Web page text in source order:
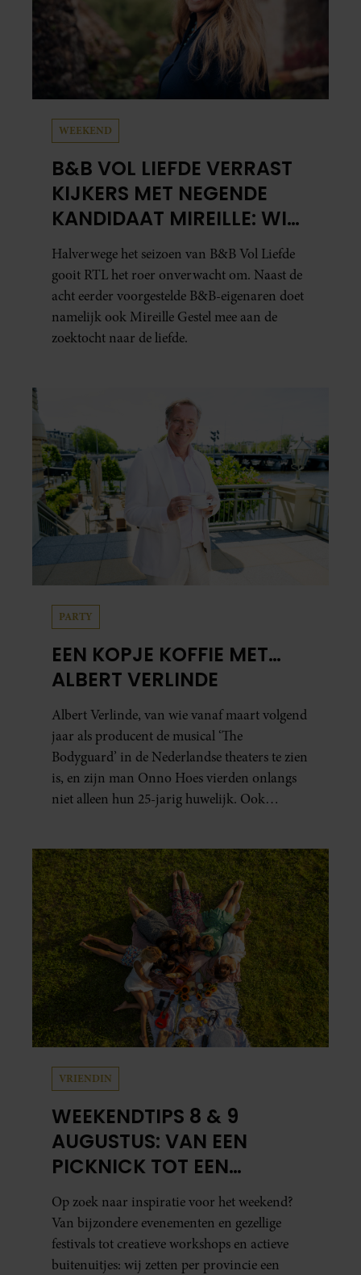
WEEKEND
B&B VOL LIEFDE VERRAST
KIJKERS MET NEGENDE
KANDIDAAT MIREILLE: WIE
IS ZIJ EIGENLIJK?
Halverwege het seizoen van B&B Vol Liefde
gooit RTL het roer onverwacht om. Naast de
acht eerder voorgestelde B&B-eigenaren doet
namelijk ook Mireille Gestel mee aan de
zoektocht naar de liefde.
PARTY
EEN KOPJE KOFFIE MET…
ALBERT VERLINDE
Albert Verlinde, van wie vanaf maart volgend
jaar als producent de musical ‘The
Bodyguard’ in de Nederlandse theaters te zien
is, en zijn man Onno Hoes vierden onlangs
niet alleen hun 25-jarig huwelijk. Ook
VRIENDIN
WEEKENDTIPS 8 & 9
AUGUSTUS: VAN EEN
PICKNICK TOT EEN
VOGELHUISJE MAKEN
Op zoek naar inspiratie voor het weekend?
Van bijzondere evenementen en gezellige
festivals tot creatieve workshops en actieve
buitenuitjes: wij zetten per provincie een